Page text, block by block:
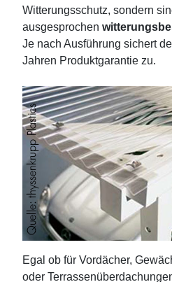
Witterungsschutz, sondern
ausgesprochen
Je nach Ausführung sichert
Jahren Produktgarantie zu.
Egal ob für Vordächer,
oder